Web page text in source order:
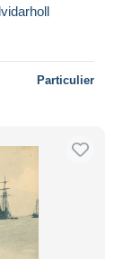
Particulier